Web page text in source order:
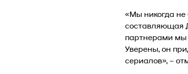
«Мы никогда не
составляющая
партнерами мы
Уверены, он
сериалов», –